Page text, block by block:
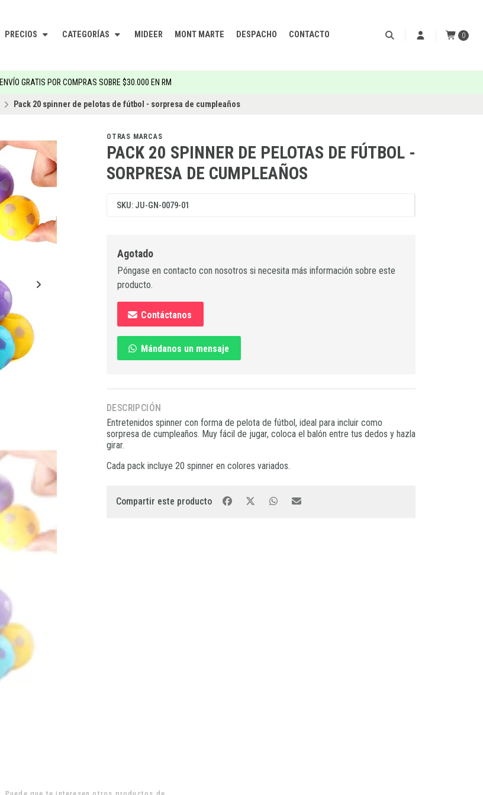
PRECIOS CATEGORÍAS MIDEER MONT MARTE DESPACHO CONTACTO 0
ENVÍO GRATIS POR COMPRAS SOBRE $30.000 EN RM
Pack 20 spinner de pelotas de fútbol - sorpresa de cumpleaños
OTRAS MARCAS
PACK 20 SPINNER DE PELOTAS DE FÚTBOL -
SORPRESA DE CUMPLEAÑOS
SKU: JU-GN-0079-01
Agotado
Póngase en contacto con nosotros si necesita más información sobre este
producto.
Contáctanos
Mándanos un mensaje
DESCRIPCIÓN
Entretenidos spinner con forma de pelota de fútbol, ideal para incluir como
sorpresa de cumpleaños. Muy fácil de jugar, coloca el balón entre tus dedos y hazla
girar.
Cada pack incluye 20 spinner en colores variados.
Compartir este producto